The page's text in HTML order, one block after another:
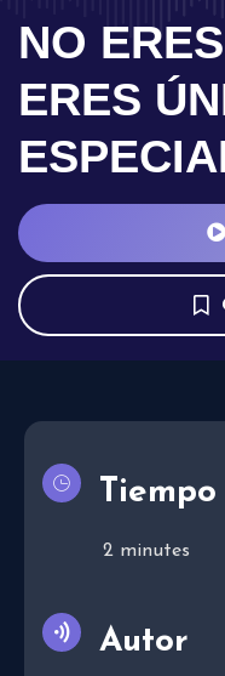
NO
ERES
2 minutes
Autor